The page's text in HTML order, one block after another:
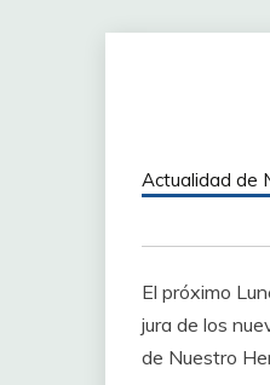
Actualidad de
El próximo
jura de los
de Nuestro